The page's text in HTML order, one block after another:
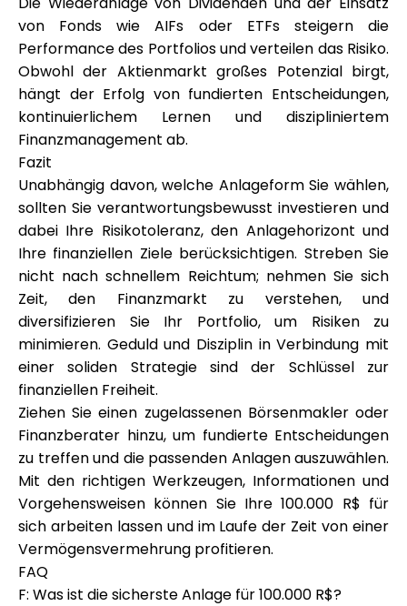
von Fonds wie AIFs oder ETFs steigern die
Performance des Portfolios und verteilen das Risiko.
Obwohl der Aktienmarkt großes Potenzial birgt,
hängt der Erfolg von fundierten Entscheidungen,
kontinuierlichem Lernen und diszipliniertem
Finanzmanagement ab.
Fazit
Unabhängig davon, welche Anlageform Sie wählen,
sollten Sie verantwortungsbewusst investieren und
dabei Ihre Risikotoleranz, den Anlagehorizont und
Ihre finanziellen Ziele berücksichtigen. Streben Sie
nicht nach schnellem Reichtum; nehmen Sie sich
Zeit, den Finanzmarkt zu verstehen, und
diversifizieren Sie Ihr Portfolio, um Risiken zu
minimieren. Geduld und Disziplin in Verbindung mit
einer soliden Strategie sind der Schlüssel zur
finanziellen Freiheit.
Ziehen Sie einen zugelassenen Börsenmakler oder
Finanzberater hinzu, um fundierte Entscheidungen
zu treffen und die passenden Anlagen auszuwählen.
Mit den richtigen Werkzeugen, Informationen und
Vorgehensweisen können Sie Ihre 100.000 R$ für
sich arbeiten lassen und im Laufe der Zeit von einer
Vermögensvermehrung profitieren.
FAQ
F: Was ist die sicherste Anlage für 100.000 R$?